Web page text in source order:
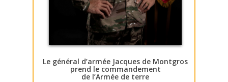
Le général d’armée Jacques de Montgros
prend le commandement
de l’Armée de terre